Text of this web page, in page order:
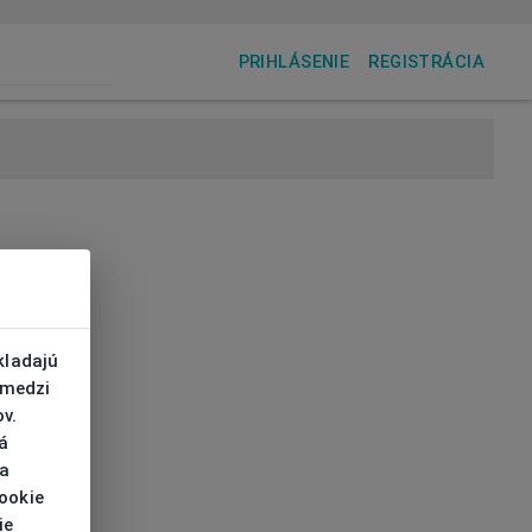
PRIHLÁSENIE REGISTRÁCIA